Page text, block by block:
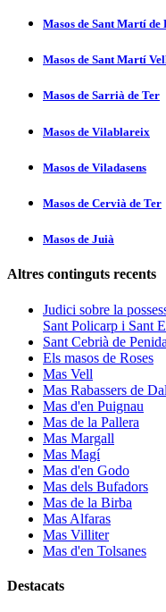
Masos de Sant Martí­ de
Masos de Sant Martí­
Masos de Sarrià de Ter
Masos de Vilablareix
Masos de Viladasens
Masos de Cervià de Ter
Masos de Juià
Altres continguts recents
Judici sobre la
Sant Policarp i Sant
Sant Cebrià de Penida
Els masos de Roses
Mas Vell
Mas Rabassers de
Mas d'en Puignau
Mas de la Pallera
Mas Margall
Mas Magí
Mas d'en Godo
Mas dels Bufadors
Mas de la Birba
Mas Alfaras
Mas Villiter
Mas d'en Tolsanes
Destacats